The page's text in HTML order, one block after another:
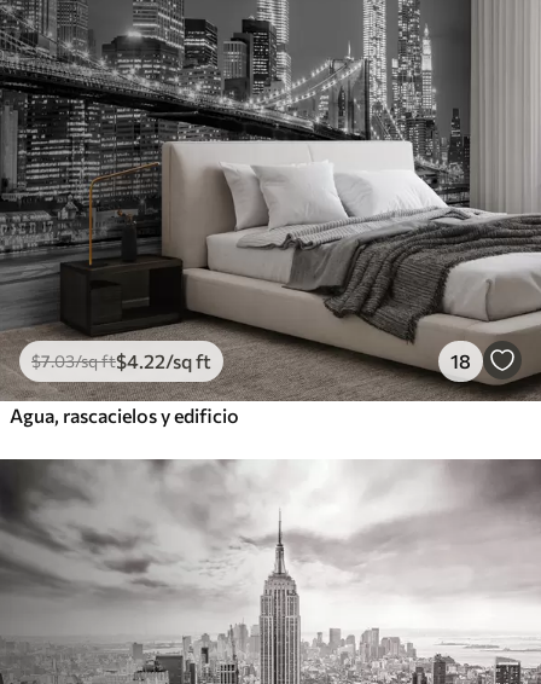
$7.03/sq ft$4 .22/sq ft 18
Agua, rascacielos y edificio